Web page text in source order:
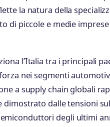
la natura della
di piccole e medie
l’Italia tra i principali
nei segmenti
a supply chain globali
dimostrato dalle tensioni
degli ultimi